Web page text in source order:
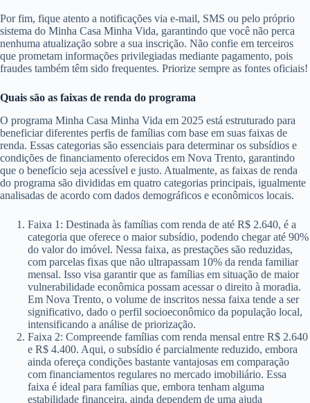
Por fim, fique atento a notificações via e-mail, SMS ou pelo próprio
sistema do Minha Casa Minha Vida, garantindo que você não perca
nenhuma atualização sobre a sua inscrição. Não confie em terceiros
que prometam informações privilegiadas mediante pagamento, pois
fraudes também têm sido frequentes. Priorize sempre as fontes oficiais!
Quais são as faixas de renda do programa
O programa Minha Casa Minha Vida em 2025 está estruturado para
beneficiar diferentes perfis de famílias com base em suas faixas de
renda. Essas categorias são essenciais para determinar os subsídios e
condições de financiamento oferecidos em Nova Trento, garantindo
que o benefício seja acessível e justo. Atualmente, as faixas de renda
do programa são divididas em quatro categorias principais, igualmente
analisadas de acordo com dados demográficos e econômicos locais.
Faixa 1: Destinada às famílias com renda de até R$ 2.640, é a
categoria que oferece o maior subsídio, podendo chegar até 90%
do valor do imóvel. Nessa faixa, as prestações são reduzidas,
com parcelas fixas que não ultrapassam 10% da renda familiar
mensal. Isso visa garantir que as famílias em situação de maior
vulnerabilidade econômica possam acessar o direito à moradia.
Em Nova Trento, o volume de inscritos nessa faixa tende a ser
significativo, dado o perfil socioeconômico da população local,
intensificando a análise de priorização.
Faixa 2: Compreende famílias com renda mensal entre R$ 2.640
e R$ 4.400. Aqui, o subsídio é parcialmente reduzido, embora
ainda ofereça condições bastante vantajosas em comparação
com financiamentos regulares no mercado imobiliário. Essa
faixa é ideal para famílias que, embora tenham alguma
estabilidade financeira, ainda dependem de uma ajuda